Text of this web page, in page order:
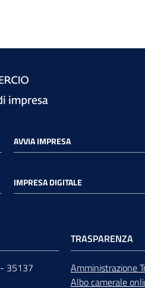
AVVIA IMPRESA
IMPRESA DIGITALE
- 35137
TRASPARENZA
Amministrazione
Albo camerale